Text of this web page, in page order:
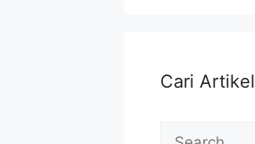
Cari Artikel
Search